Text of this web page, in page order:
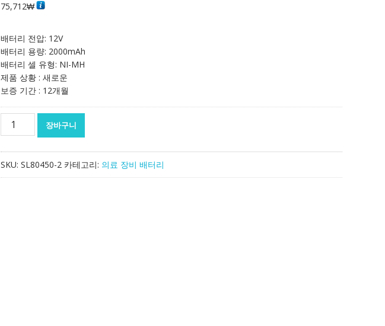
75,712₩
배터리 전압: 12V
배터리 용량: 2000mAh
배터리 셀 유형: NI-MH
제품 상황 : 새로운
보증 기간 : 12개월
리
장바구니
SKU: SL80450-2 카테고리: 의료 장비 배터리